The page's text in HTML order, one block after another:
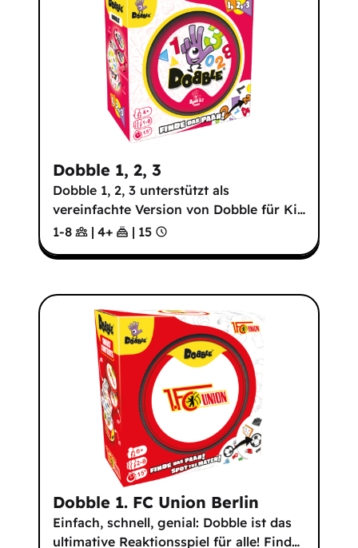
Dobble 1, 2, 3
Dobble 1, 2, 3 unterstützt als
vereinfachte Version von Dobble für Ki…
1-8
| 4+ | 15
Dobble 1. FC Union Berlin
Einfach, schnell, genial: Dobble ist das
ultimative Reaktionsspiel für alle! Find…